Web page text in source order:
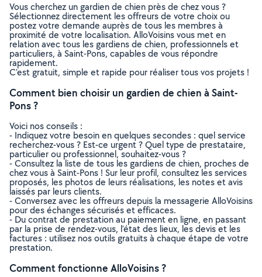
Vous cherchez un gardien de chien près de chez vous ?
Sélectionnez directement les offreurs de votre choix ou
postez votre demande auprès de tous les membres à
proximité de votre localisation. AlloVoisins vous met en
relation avec tous les gardiens de chien, professionnels et
particuliers, à Saint-Pons, capables de vous répondre
rapidement.
C’est gratuit, simple et rapide pour réaliser tous vos projets !
Comment bien choisir un gardien de chien à Saint-
Pons ?
Voici nos conseils :
- Indiquez votre besoin en quelques secondes : quel service
recherchez-vous ? Est-ce urgent ? Quel type de prestataire,
particulier ou professionnel, souhaitez-vous ?
- Consultez la liste de tous les gardiens de chien, proches de
chez vous à Saint-Pons ! Sur leur profil, consultez les services
proposés, les photos de leurs réalisations, les notes et avis
laissés par leurs clients.
- Conversez avec les offreurs depuis la messagerie AlloVoisins
pour des échanges sécurisés et efficaces.
- Du contrat de prestation au paiement en ligne, en passant
par la prise de rendez-vous, l’état des lieux, les devis et les
factures : utilisez nos outils gratuits à chaque étape de votre
prestation.
Comment fonctionne AlloVoisins ?